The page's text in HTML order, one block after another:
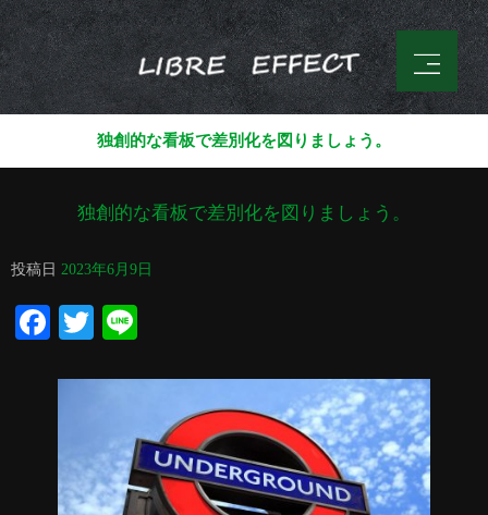
独創的な看板で差別化を図りましょう。
独創的な看板で差別化を図りましょう。
投稿日 2023年6月9日
Facebook
Twitter